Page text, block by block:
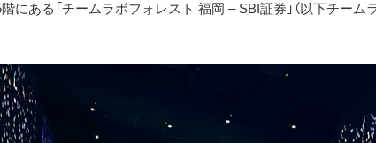
にある「チームラボフォレスト 福岡 – SBI証券」（以下チーム